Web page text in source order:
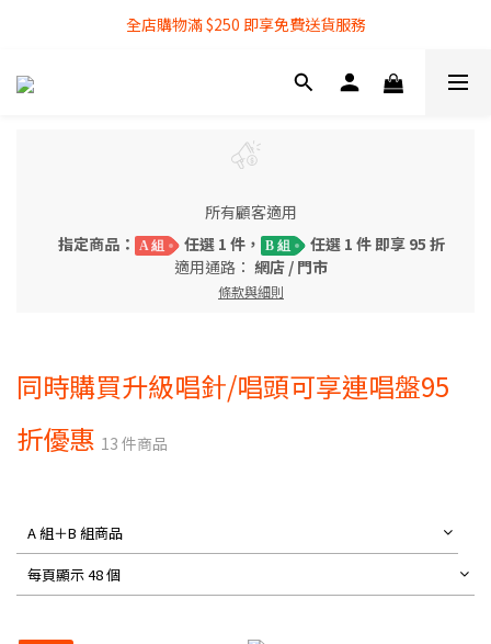
全店購物滿 $250 即享免費送貨服務
全店購物滿 $250 即享免費送貨服務
『銀行轉帳』付款方式 可享額外 3% 折扣回贈
所有顧客適用
指定商品：
A 組 任選 1 件， B 組
任選 1 件 即享 95 折
適用通路： 網店 / 門市
條款與細則
同時購買升級唱針/唱頭可享連唱盤95
折優惠 13 件商品
A 組＋B 組商品
每頁顯示 48 個